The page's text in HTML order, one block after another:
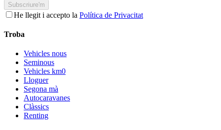
Subscriure'm
He llegit i accepto la Política de Privacitat
Troba
Vehicles nous
Seminous
Vehicles km0
Lloguer
Segona mà
Autocaravanes
Clàssics
Renting